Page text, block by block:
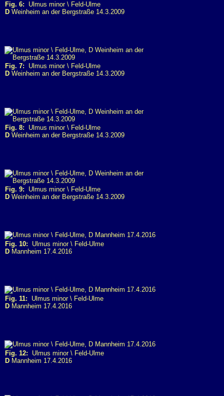
Fig. 6: Ulmus minor \ Feld-Ulme
D Weinheim an der Bergstraße 14.3.2009
Fig. 7: Ulmus minor \ Feld-Ulme
D Weinheim an der Bergstraße 14.3.2009
Fig. 8: Ulmus minor \ Feld-Ulme
D Weinheim an der Bergstraße 14.3.2009
Fig. 9: Ulmus minor \ Feld-Ulme
D Weinheim an der Bergstraße 14.3.2009
Fig. 10: Ulmus minor \ Feld-Ulme
D Mannheim 17.4.2016
Fig. 11: Ulmus minor \ Feld-Ulme
D Mannheim 17.4.2016
Fig. 12: Ulmus minor \ Feld-Ulme
D Mannheim 17.4.2016